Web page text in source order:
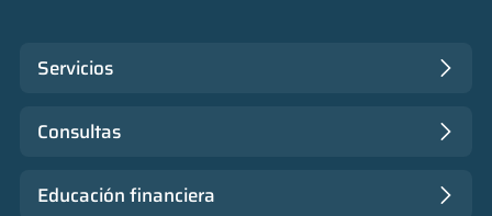
Servicios
Consultas
Educación financiera